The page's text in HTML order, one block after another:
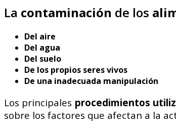
La contaminación de los
Del aire
Del agua
Del suelo
De los propios seres vivos
De una inadecuada manipulación
Los principales procedimientos
sobre los factores que afectan a la